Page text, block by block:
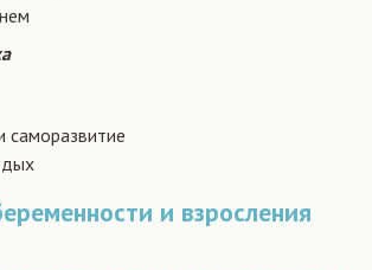
саморазвитие
и взросления